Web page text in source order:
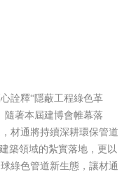
詮釋“隱蔽工程綠色革
隨著本屆建博會帷幕落
材通將持續深耕環保管道
築領域的紮實落地，更以
綠色管道新生態，讓材通